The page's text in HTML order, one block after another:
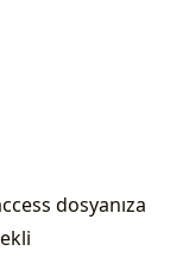
dosyanıza